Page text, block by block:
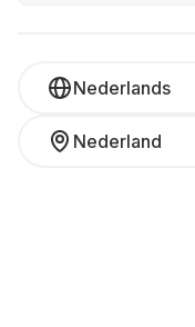
Nederlands
Nederland